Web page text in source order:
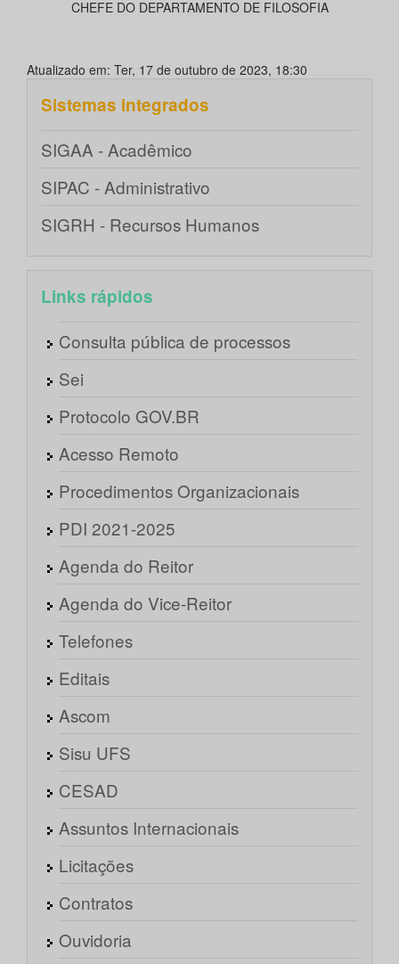
CHEFE DO DEPARTAMENTO DE FILOSOFIA
Atualizado em: Ter, 17 de outubro de 2023, 18:30
Sistemas integrados
SIGAA - Acadêmico
SIPAC - Administrativo
SIGRH - Recursos Humanos
Links rápidos
Consulta pública de processos
Sei
Protocolo GOV.BR
Acesso Remoto
Procedimentos Organizacionais
PDI 2021-2025
Agenda do Reitor
Agenda do Vice-Reitor
Telefones
Editais
Ascom
Sisu UFS
CESAD
Assuntos Internacionais
Licitações
Contratos
Ouvidoria